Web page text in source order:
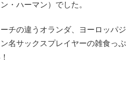
・ハーマン）でした。
チの違うオランダ、ヨーロッパジ
名サックスプレイヤーの雑食っぷ